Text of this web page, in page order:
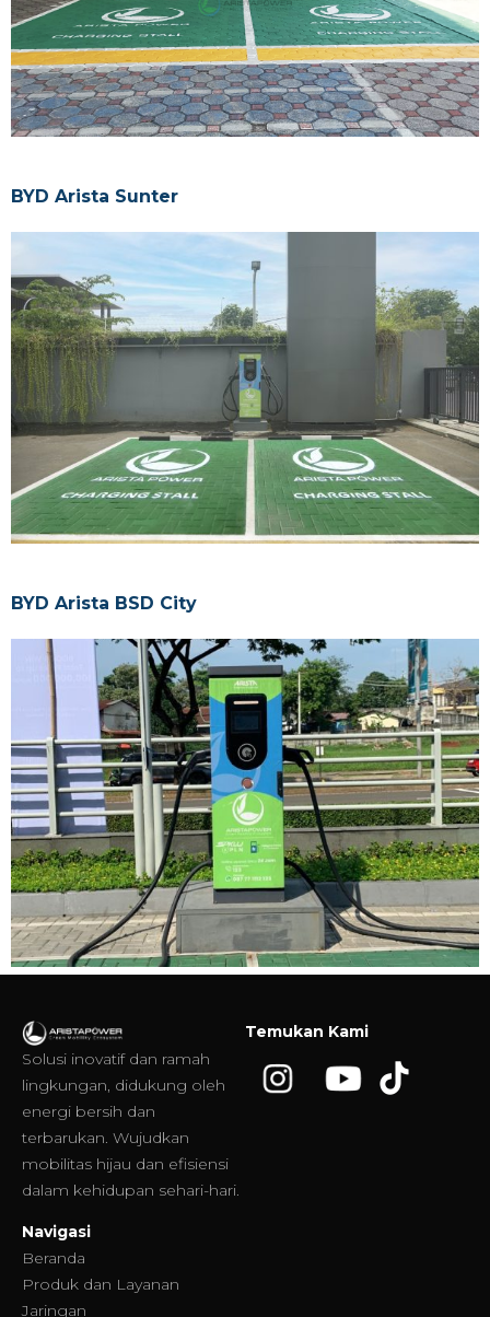
BYD Arista Sunter
BYD Arista BSD City
Solusi inovatif dan ramah
lingkungan, didukung oleh
energi bersih dan
terbarukan. Wujudkan
mobilitas hijau dan efisiensi
dalam kehidupan sehari-hari.
Temukan Kami
Navigasi
Beranda
Produk dan Layanan
Jaringan